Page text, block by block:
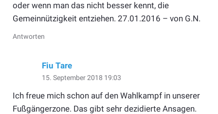
oder wenn man das nicht besser kennt, die
Gemeinnützigkeit entziehen. 27.01.2016 – von G.N.
Antworten
Fiu Tare
15. September 2018 19:03
Ich freue mich schon auf den Wahlkampf in unserer
Fußgängerzone. Das gibt sehr dezidierte Ansagen.